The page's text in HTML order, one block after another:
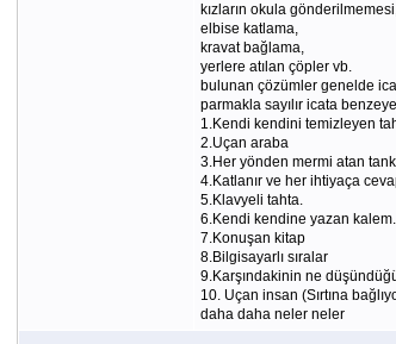
kızların okula
elbise katlama,
kravat bağlama,
yerlere atılan çöpler vb.
bulunan çözümler genelde
parmakla sayılır icata
1.Kendi kendini temizleyen
2.Uçan araba
3.Her yönden mermi atan tank
4.Katlanır ve her ihtiyaça
5.Klavyeli tahta.
6.Kendi kendine yazan kalem.
7.Konuşan kitap
8.Bilgisayarlı sıralar
9.Karşındakinin ne
10. Uçan insan (Sırtına
daha daha neler neler